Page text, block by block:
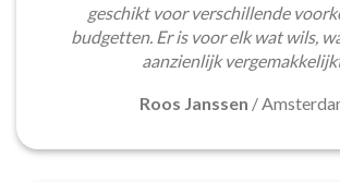
geschikt voor verschillende
budgetten. Er is voor elk wat wils,
aanzienlijk
Roos Janssen /